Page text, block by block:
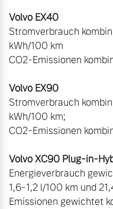
Stromverbrauch
kWh/100 km
CO2-Emissionen
Stromverbrauch
kWh/100 km;
CO2-Emissionen
Energieverbrauch
1,6-1,2 l/100 km und
Emissionen gewichtet